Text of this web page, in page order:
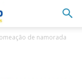
de namorada